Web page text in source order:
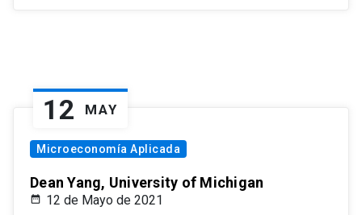
12 MAY
Microeconomía Aplicada
Dean Yang, University of Michigan
12 de Mayo de 2021